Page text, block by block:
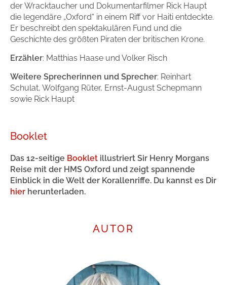
der Wracktaucher und Dokumentarfilmer Rick Haupt
die legendäre „Oxford“ in einem Riff vor Haiti entdeckte.
Er beschreibt den spektakulären Fund und die
Geschichte des größten Piraten der britischen Krone.
Erzähler: Matthias Haase und Volker Risch
Weitere Sprecherinnen und Sprecher: Reinhart
Schulat, Wolfgang Rüter, Ernst-August Schepmann
sowie Rick Haupt
Booklet
Das 12-seitige Booklet illustriert Sir Henry Morgans
Reise mit der HMS Oxford und zeigt spannende
Einblick in die Welt der Korallenriffe. Du kannst es Dir
hier herunterladen.
AUTOR